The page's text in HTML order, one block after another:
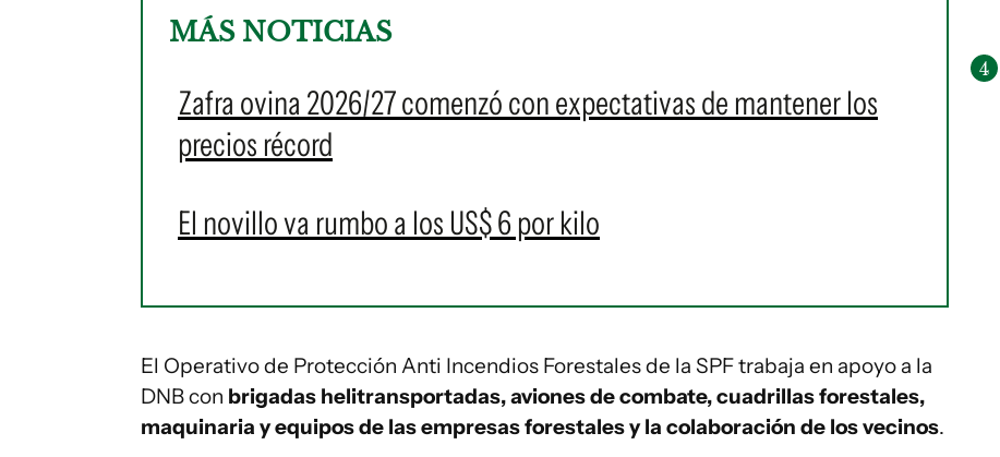
MÁS NOTICIAS
Zafra ovina 2026/27 comenzó con expectativas de mantener los
precios récord
El novillo va rumbo a los US$ 6 por kilo
El Operativo de Protección Anti Incendios Forestales de la SPF trabaja en apoyo a la
DNB con brigadas helitransportadas, aviones de combate, cuadrillas forestales,
maquinaria y equipos de las empresas forestales y la colaboración de los vecinos.